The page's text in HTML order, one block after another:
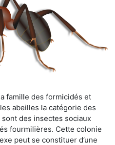
famille des formicidés et
abeilles la catégorie des
sont des insectes sociaux
fourmilières. Cette colonie
peut se constituer d’une